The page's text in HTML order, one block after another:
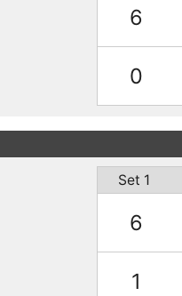
6
0
Set 1
6
1